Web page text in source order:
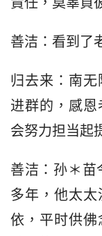
善洁：看到了
归去来：南
进群的，感
会努力担当起
善洁：孙＊
多年，他太
依，平时供